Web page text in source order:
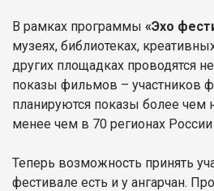
В рамках программы «Эхо
музеях, библиотеках,
других площадках проводятся
показы фильмов – участников
планируются показы более чем
менее чем в 70 регионах России
Теперь возможность принять
фестивале есть и у ангарчан.